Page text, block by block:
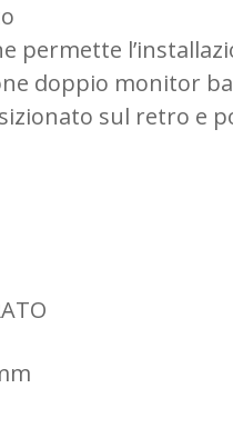
doppio monitor
sul retro e